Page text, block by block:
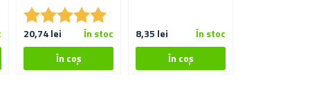
★★★★★
★★★★★
20,74 lei În stoc 8,35 lei În stoc